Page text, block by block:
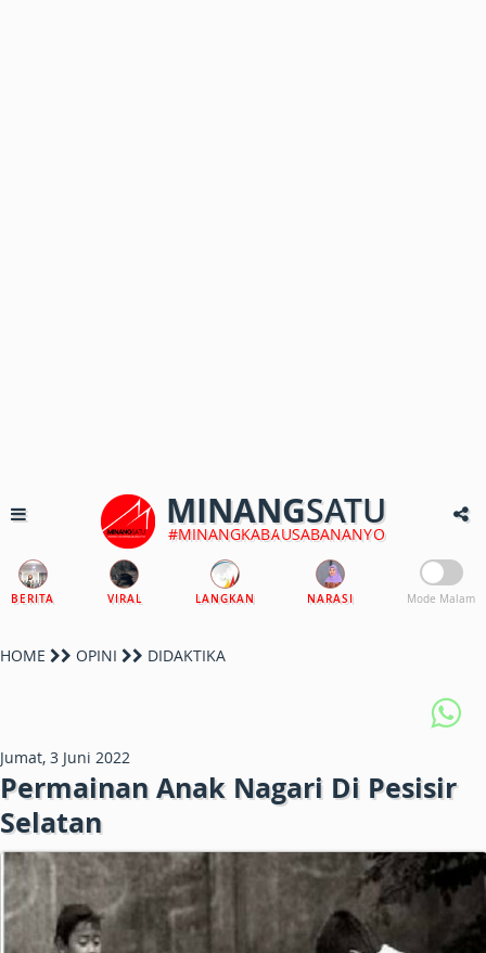
MINANGSATU
#MINANGKABAUSABANANYO
BERITA VIRAL LANGKAN NARASI Mode Malam
HOME OPINI DIDAKTIKA
Jumat, 3 Juni 2022
Permainan Anak Nagari Di Pesisir
Selatan